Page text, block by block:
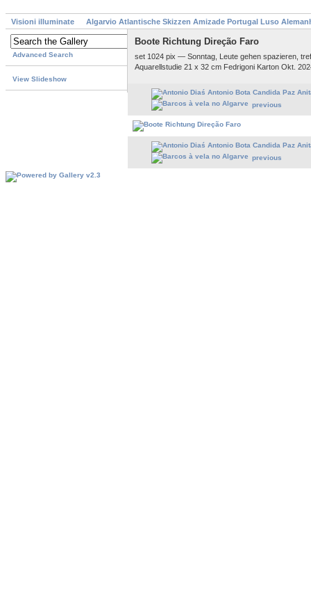
Visioni illuminate Algarvio Atlantische Skizzen Amizade Portugal Luso
Advanced Search
View Slideshow
Boote Richtung Direção Faro
set 1024 pix — Sonntag, Leute gehen spazieren,
Aquarellstudie 21 x 32 cm Fedrigoni Karton Okt.
previous
previous